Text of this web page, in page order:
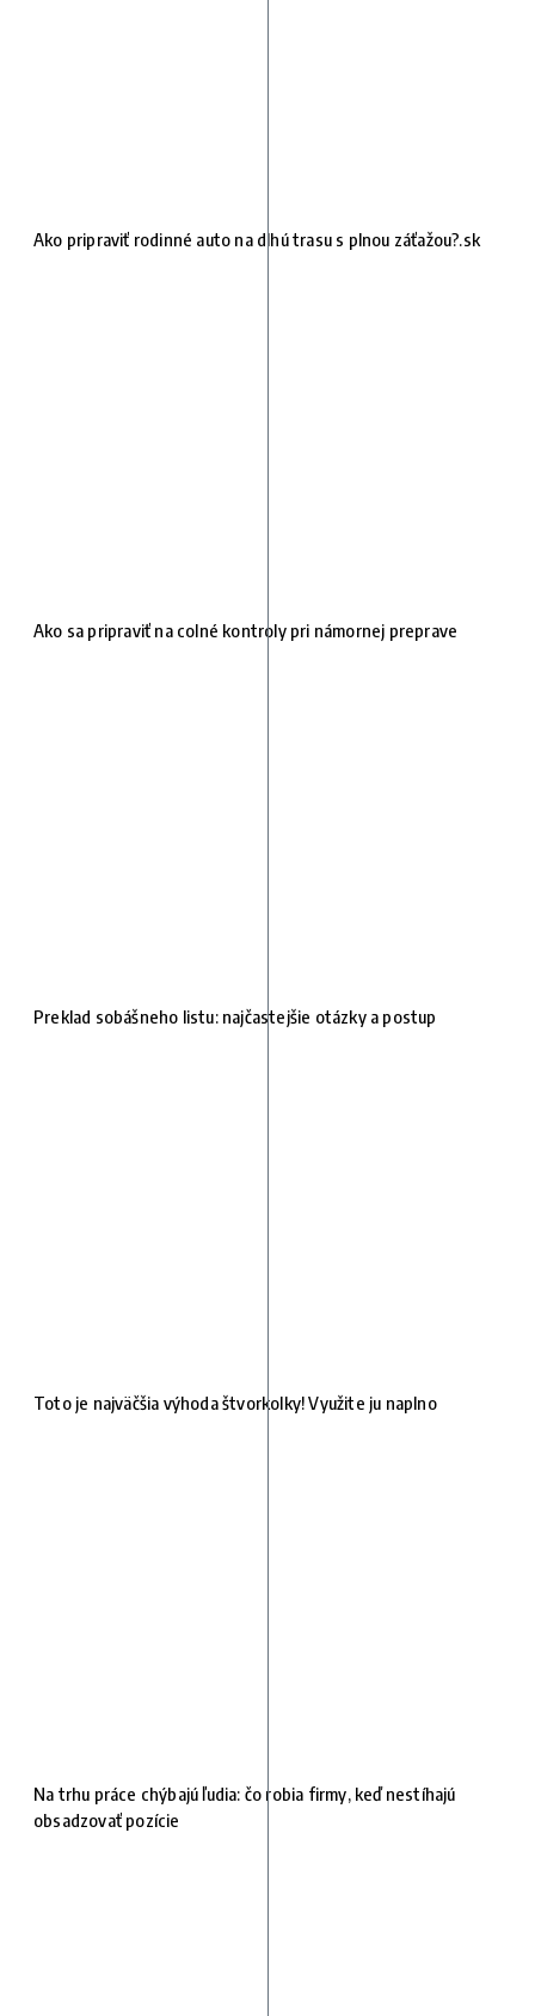
Ako pripraviť rodinné auto na dlhú trasu s plnou záťažou?.sk
Ako sa pripraviť na colné kontroly pri námornej preprave
Preklad sobášneho listu: najčastejšie otázky a postup
Toto je najväčšia výhoda štvorkolky! Využite ju naplno
Na trhu práce chýbajú ľudia: čo robia firmy, keď nestíhajú
obsadzovať pozície